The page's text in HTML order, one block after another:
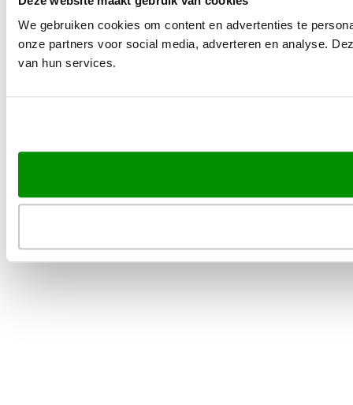
We gebruiken cookies om content en advertenties te
onze partners voor social media, adverteren en analyse.
van hun services.